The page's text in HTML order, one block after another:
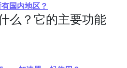
国内地区？
么？它的主要功能